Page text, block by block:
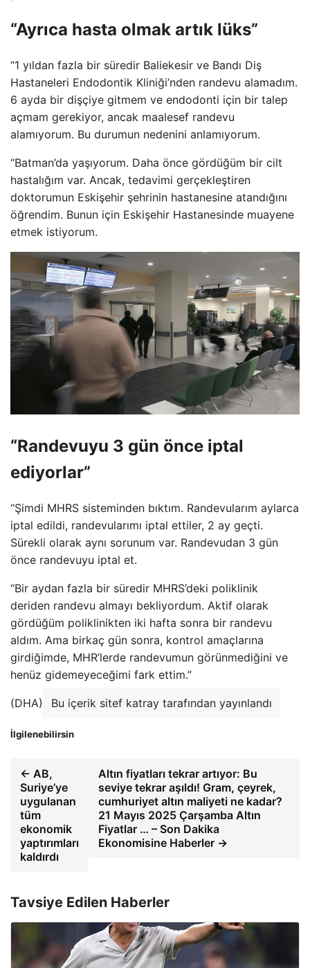
“Ayrıca hasta olmak artık lüks”
“1 yıldan fazla bir süredir Baliekesir ve Bandı Diş
Hastaneleri Endodontik Kliniği’nden randevu alamadım.
6 ayda bir dişçiye gitmem ve endodonti için bir talep
açmam gerekiyor, ancak maalesef randevu
alamıyorum. Bu durumun nedenini anlamıyorum.
“Batman’da yaşıyorum. Daha önce gördüğüm bir cilt
hastalığım var. Ancak, tedavimi gerçekleştiren
doktorumun Eskişehir şehrinin hastanesine atandığını
öğrendim. Bunun için Eskişehir Hastanesinde muayene
etmek istiyorum.
“Randevuyu 3 gün önce iptal
ediyorlar”
“Şimdi MHRS sisteminden bıktım. Randevularım aylarca
iptal edildi, randevularımı iptal ettiler, 2 ay geçti.
Sürekli olarak aynı sorunum var. Randevudan 3 gün
önce randevuyu iptal et.
“Bir aydan fazla bir süredir MHRS’deki poliklinik
deriden randevu almayı bekliyordum. Aktif olarak
gördüğüm poliklinikten iki hafta sonra bir randevu
aldım. Ama birkaç gün sonra, kontrol amaçlarına
girdiğimde, MHR’lerde randevumun görünmediğini ve
henüz gidemeyeceğimi fark ettim.”
(DHA) Bu içerik sitef katray tarafından yayınlandı
İlgilenebilirsin
← AB,
Suriye’ye
uygulanan
tüm
ekonomik
yaptırımları
kaldırdı
Altın fiyatları tekrar artıyor: Bu
seviye tekrar aşıldı! Gram, çeyrek,
cumhuriyet altın maliyeti ne kadar?
21 Mayıs 2025 Çarşamba Altın
Fiyatlar … – Son Dakika
Ekonomisine Haberler →
Tavsiye Edilen Haberler